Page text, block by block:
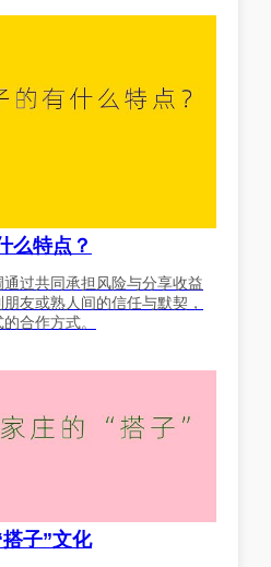
么特点？
过共同承担风险与分享收益
友或熟人间的信任与默契，
合作方式。
子”文化